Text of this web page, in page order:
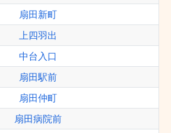
扇田新町
上四羽出
中台入口
扇田駅前
扇田仲町
扇田病院前